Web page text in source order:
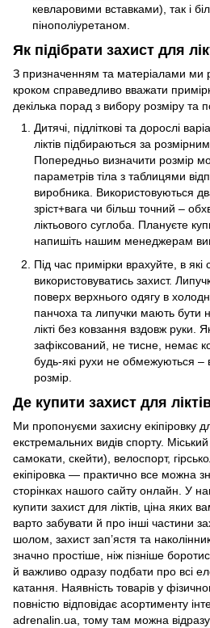
кевларовими вставками), так і
пінополіуретаном.
Як підібрати захист для
З призначенням та матеріалами ми
кроком справедливо вважати
декілька порад з вибору розміру та
Дитячі, підліткові та дорослі
ліктів підбираються за
Попередньо визначити розмір
параметрів тіла з таблицями
виробника. Використовуються
зріст+вага чи більш точний –
ліктьового суглоба. Плануєте
напишіть нашим менеджерам
Під час примірки врахуйте, в які
використовуватись захист.
поверх верхнього одягу в
панчоха та липучки мають бути
лікті без ковзання вздовж руки.
зафіксований, не тисне, немає
будь-які рухи не обмежуються –
розмір.
Де купити захист для
Ми пропонуєми захисну екіпіровку
екстремальних видів спорту.
самокати, скейти), велоспорт,
екіпіровка — практично все можна
сторінках нашого сайту онлайн. У
купити захист для ліктів, ціна яких
варто забувати й про інші частини
шолом, захист зап’ястя та
значно простіше, ніж пізніше
й важливо одразу подбати про всі
катання. Наявність товарів у
повністю відповідає асортименту
adrenalin.ua, тому там можна відразу